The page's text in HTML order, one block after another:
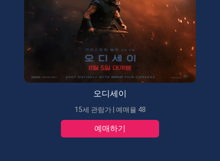
오디세이
15세 관람가 | 예매율 48
예매하기